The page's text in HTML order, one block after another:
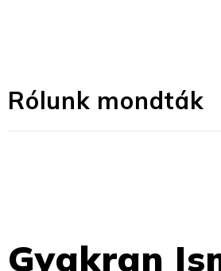
Rólunk mondták
Gyakran